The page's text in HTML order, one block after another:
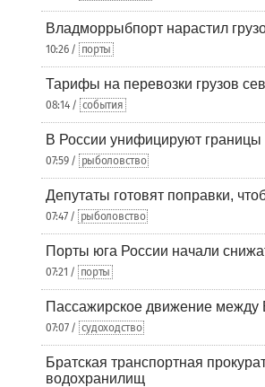
Владморрыбпорт нарастил
10:26 / порты
Тарифы на перевозки грузов
08:14 / события
В России унифицируют
07:59 / рыболовство
Депутаты готовят поправки,
07:47 / рыболовство
Порты юга России начали
07:21 / порты
Пассажирское движение между
07:07 / судоходство
Братская транспортная
водохранилищ